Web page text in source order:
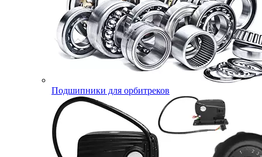
Подшипники для орбитреков